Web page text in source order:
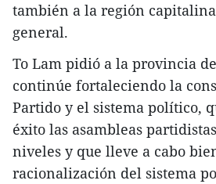
también a la región
general.
To Lam pidió a la provincia
continúe fortaleciendo la
Partido y el sistema político,
éxito las asambleas
niveles y que lleve a cabo
racionalización del sistema